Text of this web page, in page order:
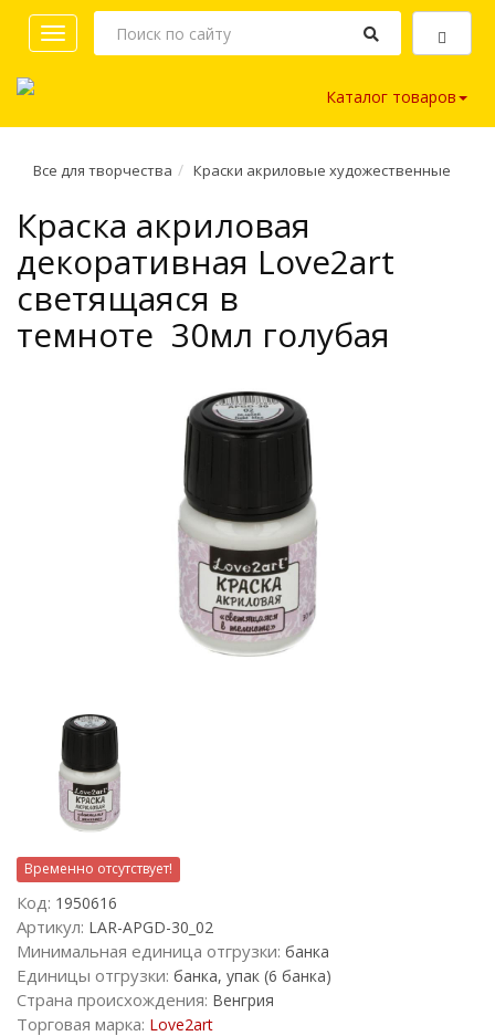
Toggle
navigation
Каталог товаров
Все для творчества Краски акриловые художественные
Краска акриловая
декоративная Love2art
светящаяся в
темноте 30мл голубая
Временно отсутствует!
Код: 1950616
Артикул: LAR-APGD-30_02
Минимальная единица отгрузки: банка
Единицы отгрузки: банка, упак (6 банка)
Страна происхождения: Венгрия
Торговая марка: Love2art